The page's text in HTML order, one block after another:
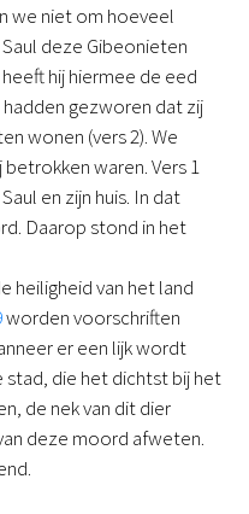
we niet om hoeveel
deze Gibeonieten
hij hiermee de eed
gezworen dat zij
wonen (vers 2). We
waren. Vers 1
en zijn huis. In dat
Daarop stond in het
heiligheid van het land
worden voorschriften
er een lijk wordt
stad, die het dichtst bij het
de nek van dit dier
deze moord afweten.